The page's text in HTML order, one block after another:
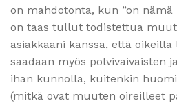
on mahdotonta, kun ”on nämä
on taas tullut todistettua
asiakkaani kanssa, että
saadaan myös polvivaivaisten
ihan kunnolla, kuitenkin
(mitkä ovat muuten oireilleet